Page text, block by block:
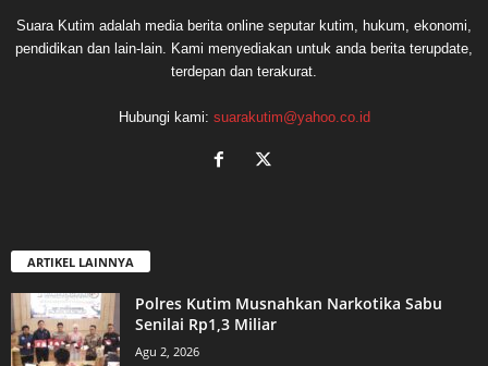
Suara Kutim adalah media berita online seputar kutim, hukum, ekonomi,
pendidikan dan lain-lain. Kami menyediakan untuk anda berita terupdate,
terdepan dan terakurat.
Hubungi kami: suarakutim@yahoo.co.id
ARTIKEL LAINNYA
Polres Kutim Musnahkan Narkotika Sabu
Senilai Rp1,3 Miliar
Agu 2, 2026